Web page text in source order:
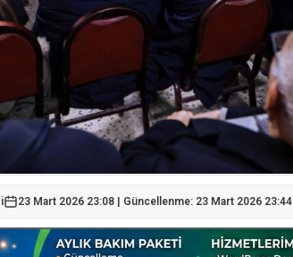
23 Mart 2026 23:08 | Güncellenme: 23 Mart 2026 23:44